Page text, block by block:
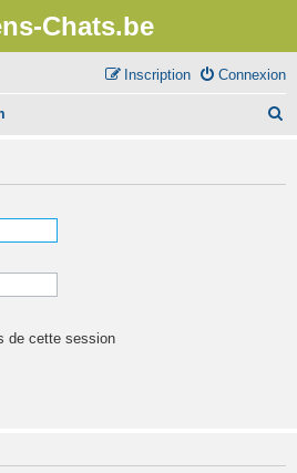
Chats.be
Connexion
Inscription
de cette session